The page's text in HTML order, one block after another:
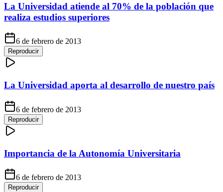
La Universidad atiende al 70% de la población que
realiza estudios superiores
6 de febrero de 2013
Reproducir
La Universidad aporta al desarrollo de nuestro país
6 de febrero de 2013
Reproducir
Importancia de la Autonomía Universitaria
6 de febrero de 2013
Reproducir